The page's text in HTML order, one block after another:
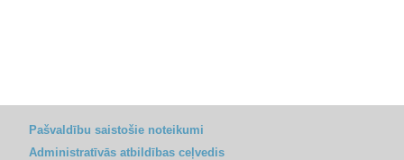
Pašvaldību saistošie noteikumi
Administratīvās atbildības ceļvedis